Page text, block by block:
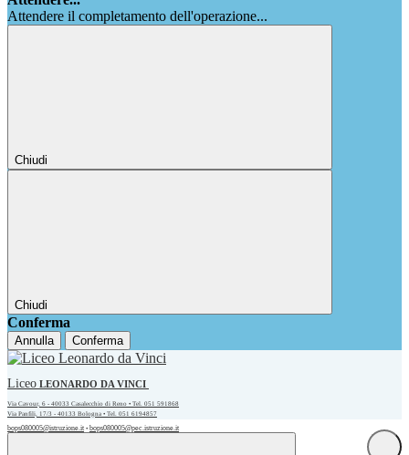
Attendere il completamento dell'operazione...
Chiudi
Chiudi
Conferma
Annulla Conferma
Liceo LEONARDO DA VINCI
Via Cavour, 6 - 40033 Casalecchio di Reno • Tel. 051 591868
Via Panfili, 17/3 - 40133 Bologna • Tel. 051 6194857
bops080005@istruzione.it • bops080005@pec.istruzione.it